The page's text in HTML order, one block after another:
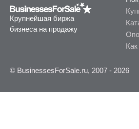
Крупнейшая биржа
бизнеса на продажу
© BusinessesForSale.ru, 2007 - 2026